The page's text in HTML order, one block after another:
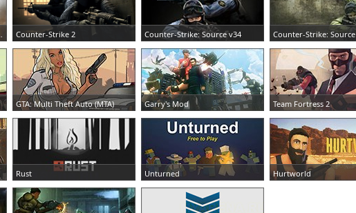
Counter-Strike 2
ЗАКАЗАТЬ СЕРВЕР
Counter-Strike: Source v34
ЗАКАЗАТЬ СЕРВЕР
Counter-Strike: Source
ЗАКАЗАТЬ СЕРВЕР
GTA: Multi Theft Auto (MTA)
ЗАКАЗАТЬ СЕРВЕР
Garry's Mod
ЗАКАЗАТЬ СЕРВЕР
Team Fortress 2
ЗАКАЗАТЬ СЕРВЕР
Rust
ЗАКАЗАТЬ СЕРВЕР
Unturned
ЗАКАЗАТЬ СЕРВЕР
Hurtworld